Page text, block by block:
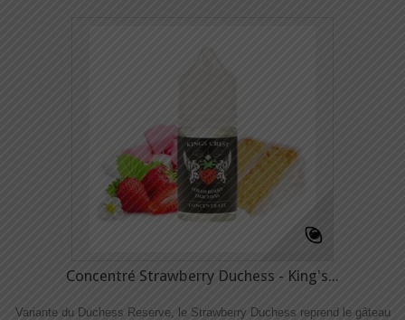
Concentré Strawberry Duchess - King's...
Variante du Duchess Reserve, le Strawberry Duchess reprend le gâteau